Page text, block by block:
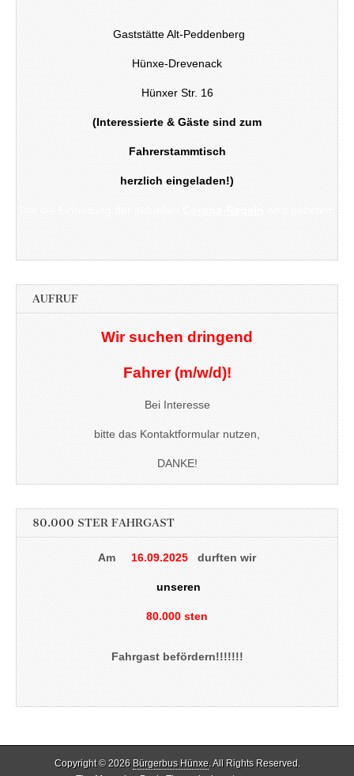
Gaststätte Alt-Peddenberg
Hünxe-Drevenack
Hünxer Str. 16
(Interessierte & Gäste sind zum
Fahrerstammtisch
herzlich eingeladen!)
AUFRUF
Wir suchen dringend
Fahrer (m/w/d)!
Bei Interesse
bitte das Kontaktformular nutzen,
DANKE!
80.000 STER FAHRGAST
Am 16.09.2025 durften wir
unseren
80.000 sten
Fahrgast befördern!!!!!!!
Copyright © 2026 Bürgerbus Hünxe. All Rights Reserved.